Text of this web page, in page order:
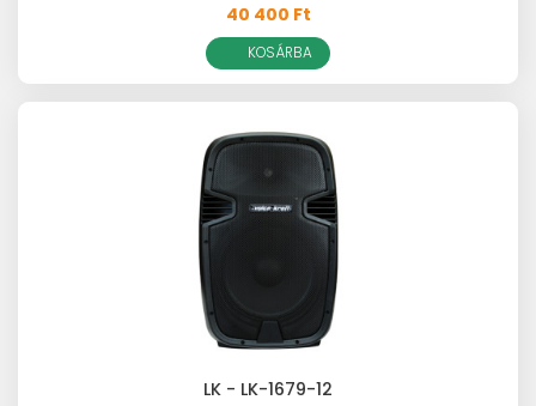
40 400 Ft
KOSÁRBA
LK - LK-1679-12